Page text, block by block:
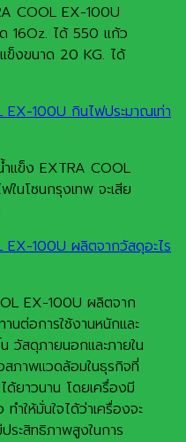
COOL EX-100U
16Oz. ได้ 550 แก้ว
แข็งขนาด 20 KG. ได้
EX-100U กินไฟประมาณเท่า
แข็ง EXTRA COOL
นโซนกรุงเทพ จะเสีย
EX-100U ผลิตจากวัสดุอะไร
EX-100U ผลิตจาก
ต่อการใช้งานหนักและ
วัสดุภายนอกและภายใน
ภาพแวดล้อมในธุรกิจที่
ด้ยาวนาน โดยเครื่องมี
ำให้มั่นใจได้ว่าเครื่องจะ
ระสิทธิภาพสูงในการ